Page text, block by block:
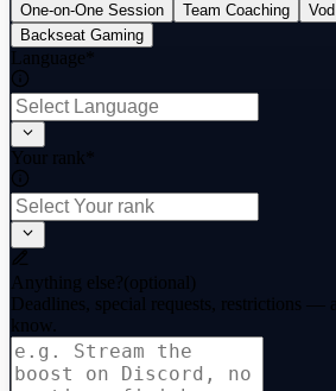
One-on-One Session Team Coaching
Backseat Gaming
Language
Your rank
Anything else?(optional)
Deadlines, special requests, restrictions —
know.